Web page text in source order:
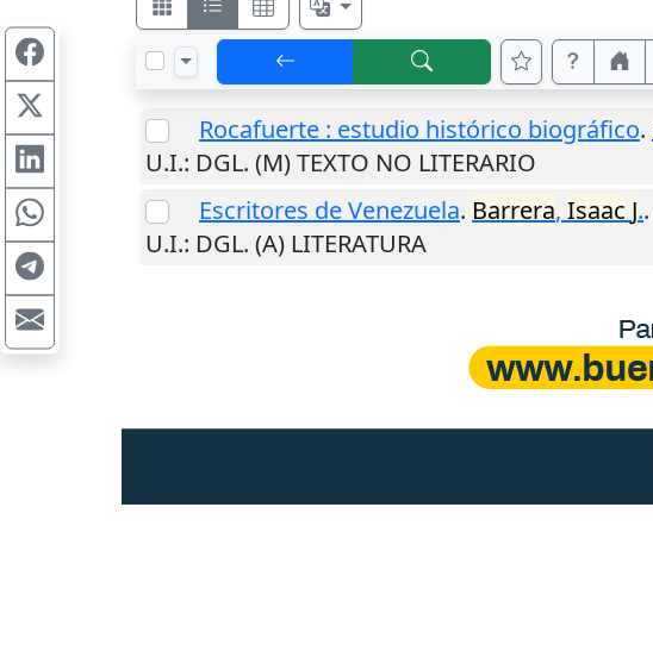
Rocafuerte : estudio histórico biográfico.
U.I.: DGL. (M) TEXTO NO LITERARIO
Escritores de Venezuela. Barrera, Isaac J..
U.I.: DGL. (A) LITERATURA